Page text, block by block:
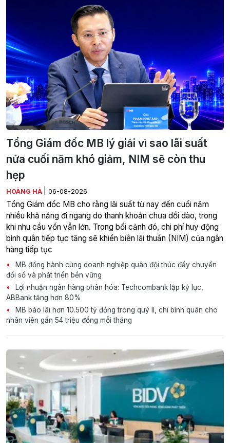
Tổng Giám đốc MB lý giải vì sao lãi suất
nửa cuối năm khó giảm, NIM sẽ còn thu
hẹp
HOÀNG HÀ 06-08-2026
Tổng Giám đốc MB cho rằng lãi suất từ nay đến cuối năm
nhiều khả năng đi ngang do thanh khoản chưa dồi dào, trong
khi nhu cầu vốn vẫn lớn. Trong bối cảnh đó, chi phí huy động
bình quân tiếp tục tăng sẽ khiến biên lãi thuần (NIM) của ngân
hàng tiếp tục
MB đồng hành cùng doanh nghiệp quân đội thúc đẩy chuyển
đổi số và phát triển bền vững
Lợi nhuận ngân hàng phân hóa: Techcombank lập kỷ lục,
ABBank tăng hơn 80%
MB báo lãi hơn 10.500 tỷ đồng trong quý II, chi bình quân cho
nhân viên gần 54 triệu đồng mỗi tháng